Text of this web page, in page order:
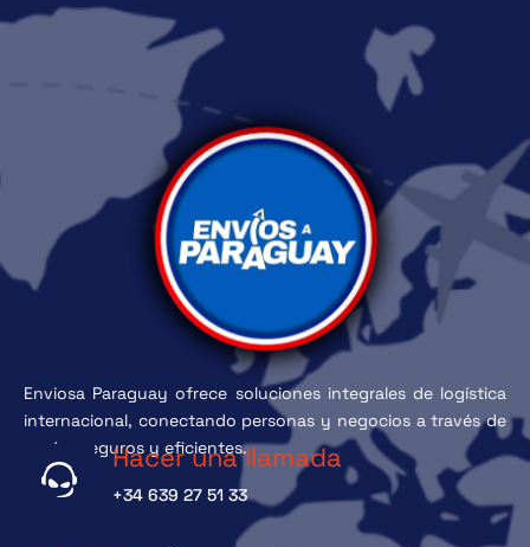
Enviosa Paraguay ofrece soluciones integrales de logística
internacional, conectando personas y negocios a través de
envíos seguros y eficientes.
Hacer una llamada
+34 639 27 51 33